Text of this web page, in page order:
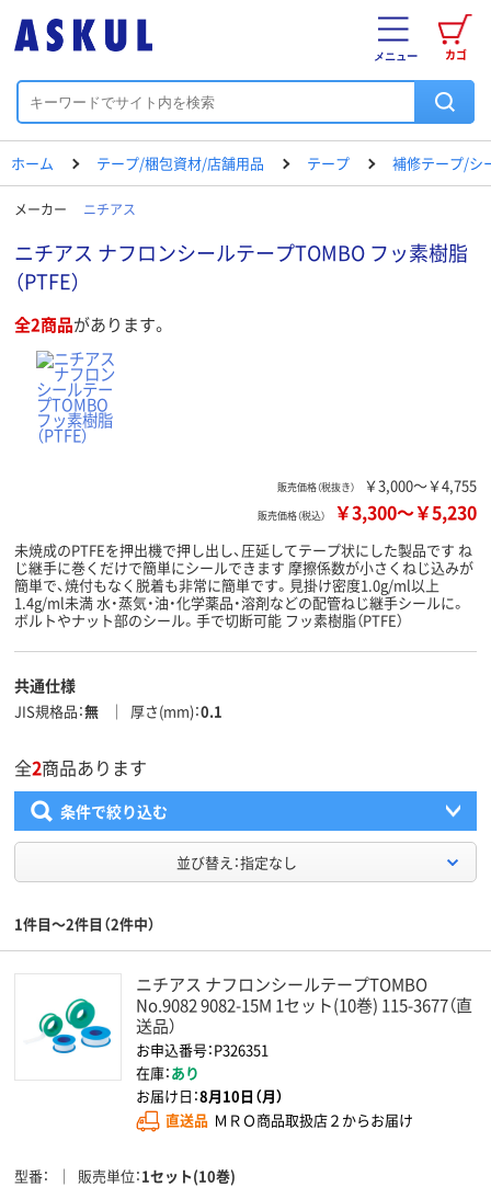
カゴ
メニュー
ホーム テープ/梱包資材/店舗用品 テープ 補修テープ/シ
メーカー ニチアス
ニチアス ナフロンシールテープTOMBO フッ素樹脂
（PTFE）
全2商品があります。
販売価格（税抜き） ￥3,000～￥4,755
販売価格（税込） ￥3,300～￥5,230
未焼成のPTFEを押出機で押し出し、圧延してテープ状にした製品です ね
じ継手に巻くだけで簡単にシールできます 摩擦係数が小さくねじ込みが
簡単で、焼付もなく脱着も非常に簡単です。見掛け密度1.0g/ml以上
1.4g/ml未満 水・蒸気・油・化学薬品・溶剤などの配管ねじ継手シールに。
ボルトやナット部のシール。手で切断可能 フッ素樹脂（PTFE）
共通仕様
JIS規格品 無 厚さ(mm) 0.1
全2商品あります
条件で絞り込む
並び替え：指定なし
1件目～2件目（2件中）
ニチアス ナフロンシールテープTOMBO
No.9082 9082-15M 1セット(10巻) 115-3677（直
送品）
お申込番号：P326351
在庫：あり
お届け日：8月10日（月）
直送品 ＭＲＯ商品取扱店２からお届け
型番 販売単位 1セット(10巻)